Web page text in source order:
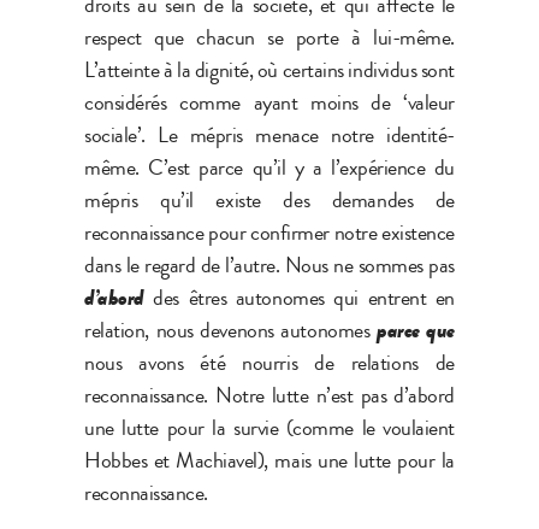
respect que chacun se porte à lui-même.
L’atteinte à la dignité, où certains individus sont
considérés comme ayant moins de ‘valeur
sociale’. Le mépris menace notre identité-
même. C’est parce qu’il y a l’expérience du
mépris qu’il existe des demandes de
reconnaissance pour confirmer notre existence
dans le regard de l’autre. Nous ne sommes pas
d’aborddes êtres autonomes qui entrent en
relation, nous devenons autonomesparce que
nous avons été nourris de relations de
reconnaissance. Notre lutte n’est pas d’abord
une lutte pour la survie (comme le voulaient
Hobbes et Machiavel), mais une lutte pour la
reconnaissance.